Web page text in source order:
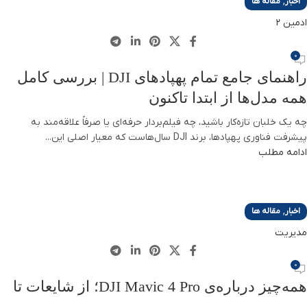
ادمین 2
0
راهنمای جامع تمام پهپادهای DJI | بررسی کامل
همه مدل‌ها از ابتدا تاکنون
چه یک خلبان تازه‌کار باشید، چه فیلم‌بردار حرفه‌ای یا صرفاً علاقه‌مند به
پیشرفت فناوری پهپادها، برند DJI سال‌هاست که معیار اصلی این...
ادامه مطلب
اخبار, مقاله ها
مدیریت
0
همه‌چیز درباره‌ی DJI Mavic 4 Pro؛ از شایعات تا